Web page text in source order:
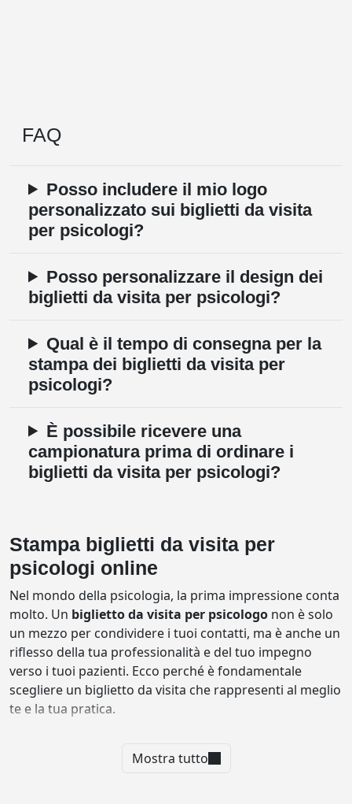
FAQ
Posso includere il mio logo
personalizzato sui biglietti da visita
per psicologi?
Posso personalizzare il design dei
biglietti da visita per psicologi?
Qual è il tempo di consegna per la
stampa dei biglietti da visita per
psicologi?
È possibile ricevere una
campionatura prima di ordinare i
biglietti da visita per psicologi?
Stampa biglietti da visita per
psicologi online
Nel mondo della psicologia, la prima impressione conta
molto. Un biglietto da visita per psicologo non è solo
un mezzo per condividere i tuoi contatti, ma è anche un
riflesso della tua professionalità e del tuo impegno
verso i tuoi pazienti. Ecco perché è fondamentale
scegliere un biglietto da visita che rappresenti al meglio
te e la tua pratica.
, hai la possibilità di creare biglietti da visita
Mostra tutto